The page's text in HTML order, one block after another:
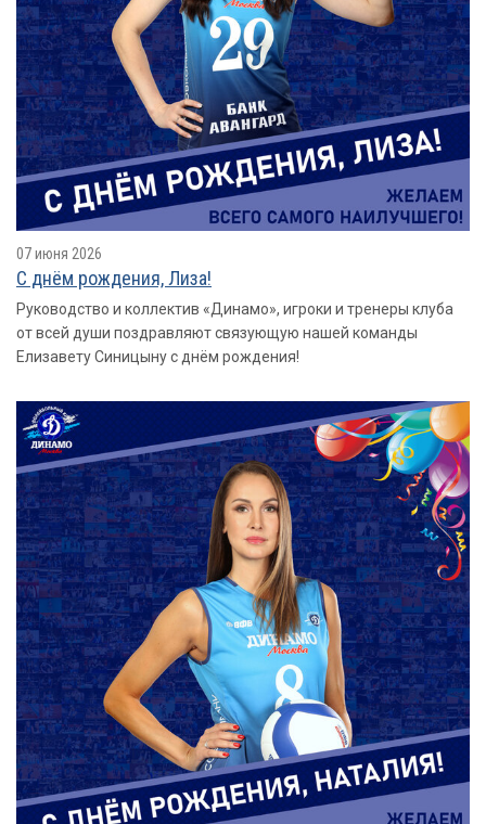
07 июня 2026
С днём рождения, Лиза!
Руководство и коллектив «Динамо», игроки и тренеры клуба
от всей души поздравляют связующую нашей команды
Елизавету Синицыну с днём рождения!